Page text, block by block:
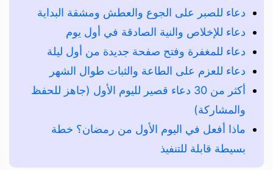
دعاء للصبر على الجوع والعطش ومشقة البداية
دعاء للإخلاص والنية الصادقة في أول يوم
دعاء للمغفرة وفتح صفحة جديدة من أول ليلة
دعاء للعزم على الطاعة والثبات طوال الشهر
أكثر من 30 دعاء قصير لليوم الأول (جاهز للحفظ
والمشاركة)
ماذا أفعل في اليوم الأول من رمضان؟ خطة
بسيطة قابلة للتنفيذ